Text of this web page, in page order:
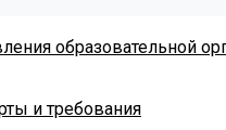
образовательной
и требования